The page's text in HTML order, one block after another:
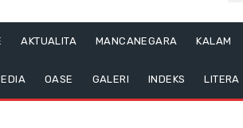
AKTUALITA MANCANEGARA KALAM
OASE GALERI INDEKS LITERA